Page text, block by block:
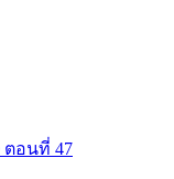
ตอนที่ 47